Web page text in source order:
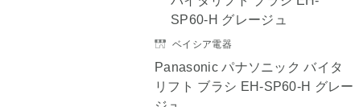
ベイシア電器
Panasonic パナソニック バイタ
リフト ブラシ EH-SP60-H グレー